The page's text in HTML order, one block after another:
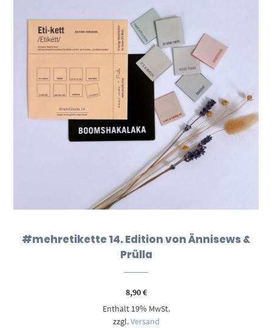
#mehretikette 14. Edition von Ännisews &
Prülla
8,90€
Enthält 19% MwSt.
zzgl.Versand